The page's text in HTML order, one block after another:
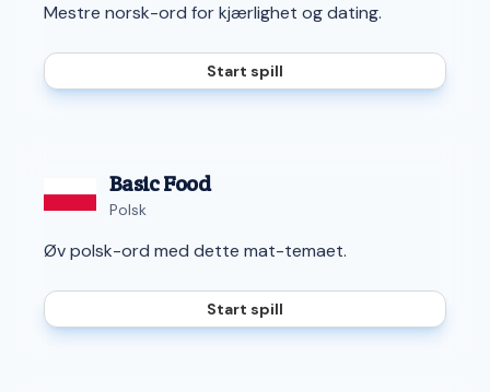
Mestre norsk-ord for kjærlighet og dating.
Start spill
Basic Food
Polsk
Øv polsk-ord med dette mat-temaet.
Start spill